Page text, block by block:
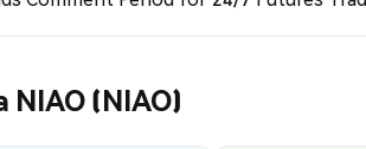
NIAO (NIAO)